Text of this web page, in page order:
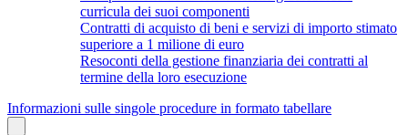
curricula dei suoi componenti
Contratti di acquisto di beni e servizi di importo stimato
superiore a 1 milione di euro
Resoconti della gestione finanziaria dei contratti al
termine della loro esecuzione
Informazioni sulle singole procedure in formato tabellare